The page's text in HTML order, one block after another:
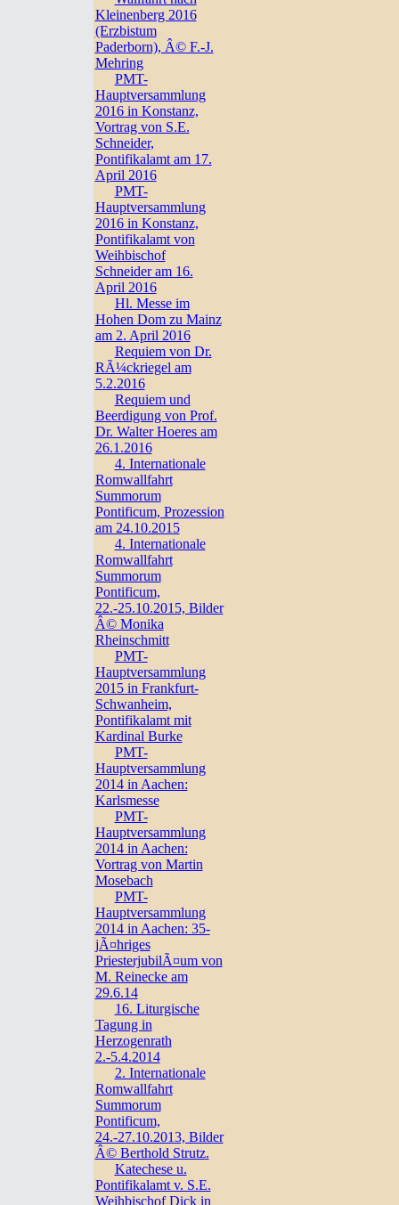
Kleinenberg 2016
(Erzbistum
Paderborn), Â© F.-J.
Mehring
PMT-
Hauptversammlung
2016 in Konstanz,
Vortrag von S.E.
Schneider,
Pontifikalamt am 17.
April 2016
PMT-
Hauptversammlung
2016 in Konstanz,
Pontifikalamt von
Weihbischof
Schneider am 16.
April 2016
Hl. Messe im
Hohen Dom zu Mainz
am 2. April 2016
Requiem von Dr.
RÃ¼ckriegel am
5.2.2016
Requiem und
Beerdigung von Prof.
Dr. Walter Hoeres am
26.1.2016
4. Internationale
Romwallfahrt
Summorum
Pontificum, Prozession
am 24.10.2015
4. Internationale
Romwallfahrt
Summorum
Pontificum,
22.-25.10.2015, Bilder
Â© Monika
Rheinschmitt
PMT-
Hauptversammlung
2015 in Frankfurt-
Schwanheim,
Pontifikalamt mit
Kardinal Burke
PMT-
Hauptversammlung
2014 in Aachen:
Karlsmesse
PMT-
Hauptversammlung
2014 in Aachen:
Vortrag von Martin
Mosebach
PMT-
Hauptversammlung
2014 in Aachen: 35-
jÃ¤hriges
PriesterjubilÃ¤um von
M. Reinecke am
29.6.14
16. Liturgische
Tagung in
Herzogenrath
2.-5.4.2014
2. Internationale
Romwallfahrt
Summorum
Pontificum,
24.-27.10.2013, Bilder
Â© Berthold Strutz.
Katechese u.
Pontifikalamt v. S.E.
Weihbischof Dick in